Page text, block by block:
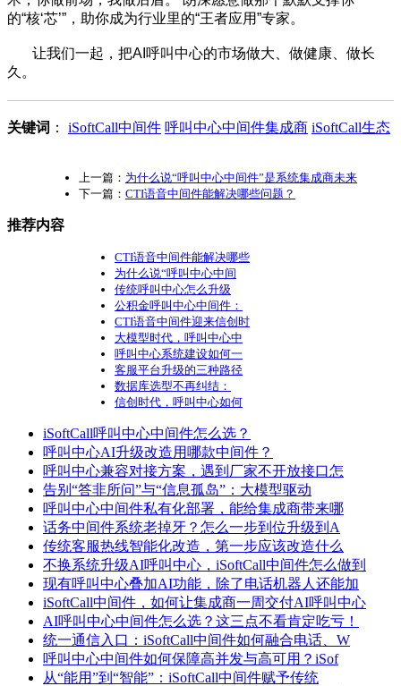
的“核‘芯’”，助你成为行业里的“王者应用”专家。
让我们一起，把AI呼叫中心的市场做大、做健康、做长
久。
关键词 ： iSoftCall中间件 呼叫中心中间件集成商 iSoftCall生态
上一篇： 为什么说“呼叫中心中间件”是系统集成商未来
下一篇： CTI语音中间件能解决哪些问题？
推荐内容
CTI语音中间件能解决哪些
为什么说“呼叫中心中间
传统呼叫中心怎么升级
公积金呼叫中心中间件：
CTI语音中间件迎来信创时
大模型时代，呼叫中心中
呼叫中心系统建设如何一
客服平台升级的三种路径
数据库选型不再纠结：
信创时代，呼叫中心如何
iSoftCall呼叫中心中间件怎么选？
呼叫中心AI升级改造用哪款中间件？
呼叫中心兼容对接方案，遇到厂家不开放接口怎
告别“答非所问”与“信息孤岛”：大模型驱动
呼叫中心中间件私有化部署，能给集成商带来哪
话务中间件系统老掉牙？怎么一步到位升级到A
传统客服热线智能化改造，第一步应该改造什么
不换系统升级AI呼叫中心，iSoftCall中间件怎么做到
现有呼叫中心叠加AI功能，除了电话机器人还能加
iSoftCall中间件，如何让集成商一周交付AI呼叫中心
AI呼叫中心中间件怎么选？这三点不看肯定吃亏！
统一通信入口：iSoftCall中间件如何融合电话、W
呼叫中心中间件如何保障高并发与高可用？iSof
从“能用”到“智能”：iSoftCall中间件赋予传统